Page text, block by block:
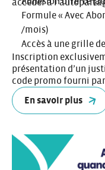
accéder à
Formule « Avec
/mois)
Accès à une grille
Inscription
présentation d’un
code promo fourni
En savoir plus